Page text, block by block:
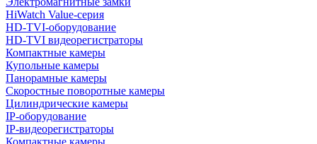
HiWatch Value-серия
HD-TVI-оборудование
HD-TVI видеорегистраторы
Компактные камеры
Купольные камеры
Панорамные камеры
Скоростные поворотные камеры
Цилиндрические камеры
IP-оборудование
IP-видеорегистраторы
Компактные камеры